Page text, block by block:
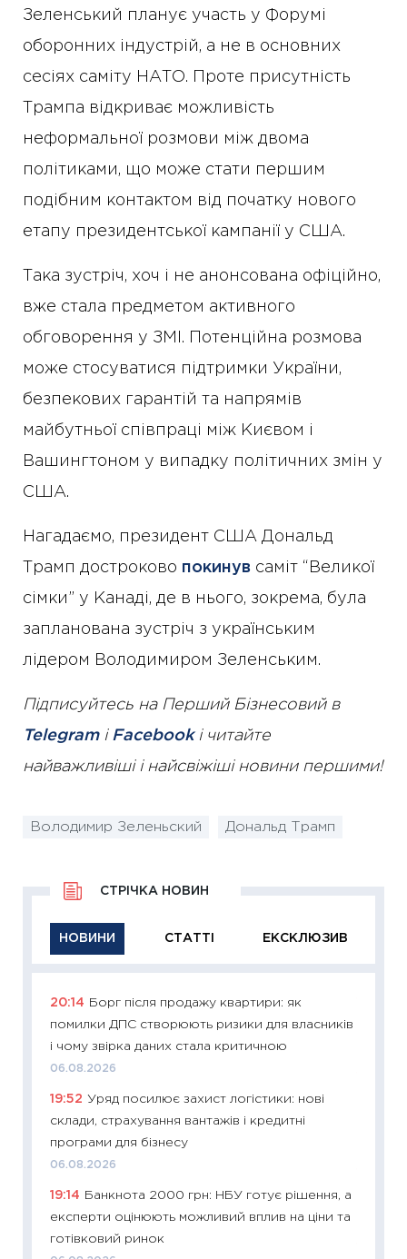
Зеленський планує участь у Форумі
оборонних індустрій, а не в основних
сесіях саміту НАТО. Проте присутність
Трампа відкриває можливість
неформальної розмови між двома
політиками, що може стати першим
подібним контактом від початку нового
етапу президентської кампанії у США.
Така зустріч, хоч і не анонсована офіційно,
вже стала предметом активного
обговорення у ЗМІ. Потенційна розмова
може стосуватися підтримки України,
безпекових гарантій та напрямів
майбутньої співпраці між Києвом і
Вашингтоном у випадку політичних змін у
США.
Нагадаємо, президент США Дональд
Трамп достроково покинув саміт “Великої
сімки” у Канаді, де в нього, зокрема, була
запланована зустріч з українським
лідером Володимиром Зеленським.
Підписуйтесь на Перший Бізнесовий в
Telegramі Facebookі читайте
найважливіші і найсвіжіші новини першими!
Володимир Зеленьский Дональд Трамп
НОВИНИ СТАТТІ ЕКСКЛЮЗИВ
СТРІЧКА НОВИН
20:14
Борг після продажу квартири: як
помилки ДПС створюють ризики для власників
і чому звірка даних стала критичною
06.08.2026
19:52 Уряд посилює захист логістики: нові
склади, страхування вантажів і кредитні
програми для бізнесу
06.08.2026
19:14
Банкнота 2000 грн: НБУ готує рішення, а
експерти оцінюють можливий вплив на ціни та
готівковий ринок